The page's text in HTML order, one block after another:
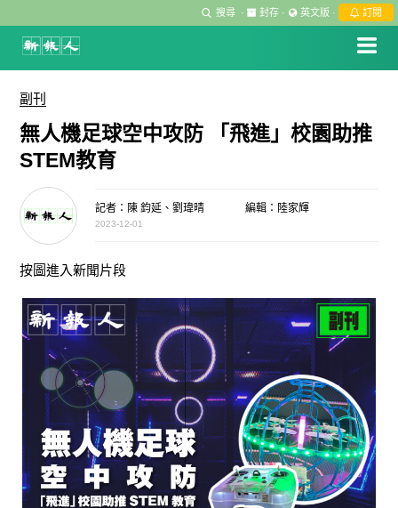
搜尋 · 封存 · 英文版 · 訂閱
副刊
無人機足球空中攻防 「飛進」校園助推
STEM教育
記者：陳 鈞延、劉瑋晴 編輯：陸家輝
2023-12-01
按圖進入新聞片段